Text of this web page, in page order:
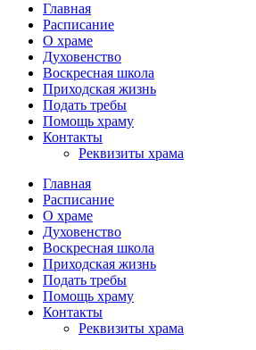
Главная
Расписание
О храме
Духовенство
Воскресная школа
Приходская жизнь
Подать требы
Помощь храму
Контакты
Реквизиты храма
Главная
Расписание
О храме
Духовенство
Воскресная школа
Приходская жизнь
Подать требы
Помощь храму
Контакты
Реквизиты храма